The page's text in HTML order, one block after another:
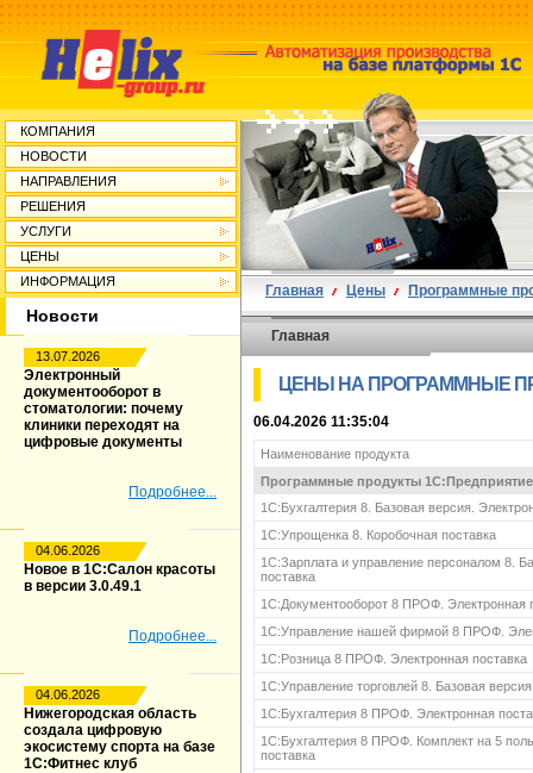
КОМПАНИЯ
НОВОСТИ
НАПРАВЛЕНИЯ
РЕШЕНИЯ
УСЛУГИ
ЦЕНЫ
ИНФОРМАЦИЯ
Новости
13.07.2026
Электронный
документооборот в
стоматологии: почему
клиники переходят на
цифровые документы
Подробнее...
04.06.2026
Новое в 1С:Салон красоты
в версии 3.0.49.1
Подробнее...
04.06.2026
Нижегородская область
создала цифровую
экосистему спорта на базе
1С:Фитнес клуб
Главная Цены Программные
Главная
ЦЕНЫ НА ПРОГРАММНЫЕ
06.04.2026 11:35:04
Наименование продукта
Программные продукты
1С:Бухгалтерия 8. Базовая версия.
1С:Упрощенка 8. Коробочная поставка
1С:Зарплата и управление персоналом 8.
поставка
1С:Документооборот 8 ПРОФ. Электронная
1С:Управление нашей фирмой 8 ПРОФ.
1С:Розница 8 ПРОФ. Электронная поставка
1С:Управление торговлей 8. Базовая
1С:Бухгалтерия 8 ПРОФ. Электронная
1С:Бухгалтерия 8 ПРОФ. Комплект на 5
поставка